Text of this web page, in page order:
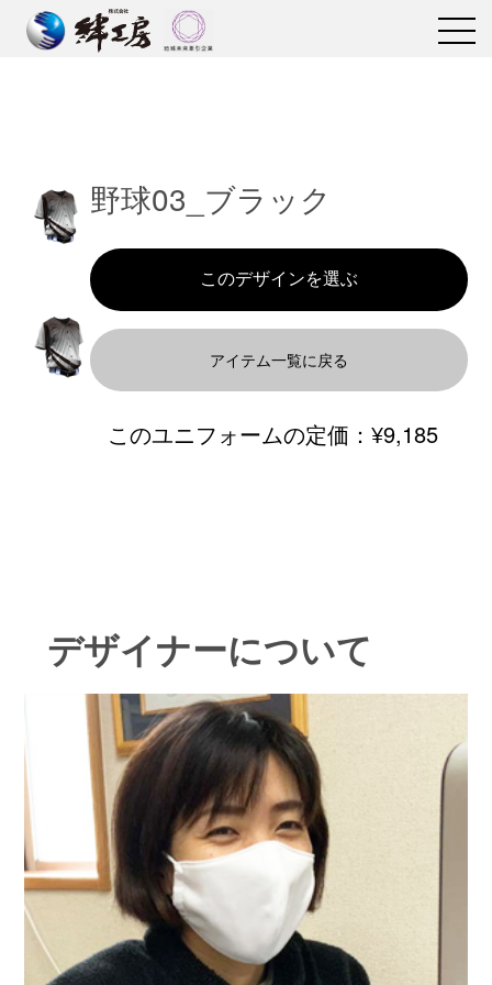
野球03_ブラック
アイテム一覧に戻る
このユニフォームの定価：¥9,185
デザイナーについて